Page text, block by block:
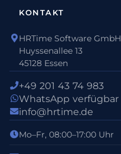
KONTAKT
HRTime Software GmbH
Huyssenallee 13
45128 Essen
+49 201 43 74 983
WhatsApp verfügbar
info@hrtime.de
Mo–Fr, 08:00–17:00 Uhr